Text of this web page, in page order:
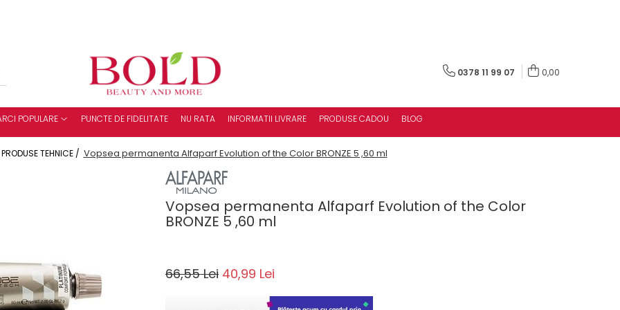
0378 11 99 07 0,00
POPULARE PUNCTE DE FIDELITATE NU RATA INFORMATII LIVRARE PRODUSE CADOU BLOG
TEHNICE / Vopsea permanenta Alfaparf Evolution of the Color BRONZE 5 ,60 ml
Vopsea permanenta Alfaparf Evolution of the Color
BRONZE 5 ,60 ml
66,55 Lei 40,99 Lei